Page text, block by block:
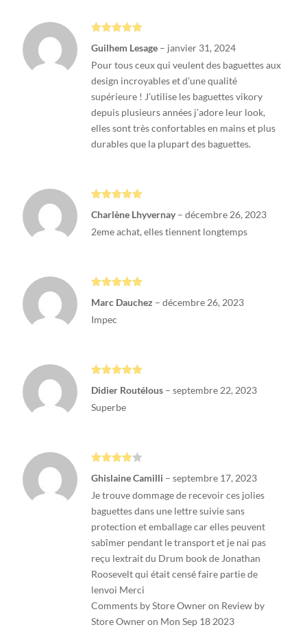
5
Guilhem Lesage – janvier 31, 2024
Pour tous ceux qui veulent des baguettes aux
design incroyables et d’une qualité
supérieure ! J’utilise les baguettes vikory
depuis plusieurs années j’adore leur look,
elles sont très confortables en mains et plus
durables que la plupart des baguettes.
5
Charlène Lhyvernay– décembre 26, 2023
2eme achat, elles tiennent longtemps
5
Marc Dauchez – décembre 26, 2023
Impec
5
Didier Routélous – septembre 22, 2023
Superbe
sur 5
Ghislaine Camilli – septembre 17, 2023
Je trouve dommage de recevoir ces jolies
baguettes dans une lettre suivie sans
protection et emballage car elles peuvent
sabîmer pendant le transport et je nai pas
reçu lextrait du Drum book de Jonathan
Roosevelt qui était censé faire partie de
lenvoi Merci
Comments by Store Owner on Review by
Store Owner on Mon Sep 18 2023